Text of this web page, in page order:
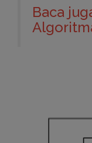
Baca